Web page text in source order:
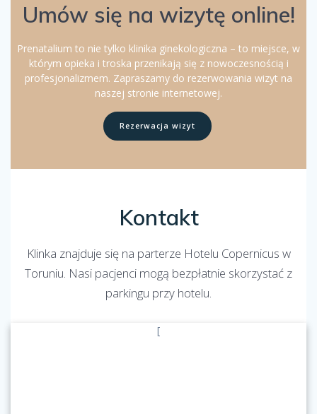
Umów się na wizytę online!
Prenatalium to nie tylko klinika ginekologiczna – to miejsce, w
którym opieka i troska przenikają się z nowoczesnością i
profesjonalizmem. Zapraszamy do rezerwowania wizyt na
naszej stronie internetowej.
Rezerwacja wizyt
Kontakt
Klinka znajduje się na parterze Hotelu Copernicus w
Toruniu. Nasi pacjenci mogą bezpłatnie skorzystać z
parkingu przy hotelu.
[